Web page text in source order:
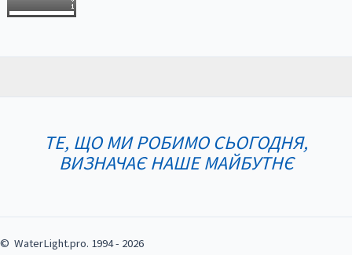
ТЕ, ЩО МИ РОБИМО СЬОГОДНЯ,
ВИЗНАЧАЄ НАШЕ МАЙБУТНЄ
© WaterLight.pro. 1994 - 2026